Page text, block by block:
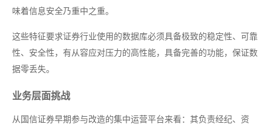
味着信息安全乃重中之重。
这些特征要求证券行业使用的数据库必须具备极致的稳定性、可靠
性、安全性，有从容应对压力的高性能，具备完善的功能，保证数
据零丢失。
业务层面挑战
从国信证券早期参与改造的集中运营平台来看：其负责经纪、资